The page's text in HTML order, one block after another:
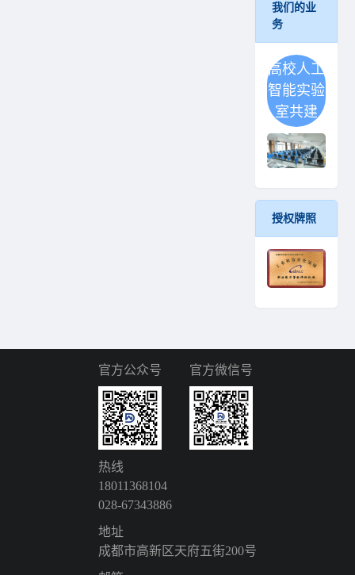
我们的业
务
高校人工
智能实验
室共建
授权牌照
官方公众号 官方微信号
热线
18011368104
028-67343886
地址
成都市高新区天府五街200号